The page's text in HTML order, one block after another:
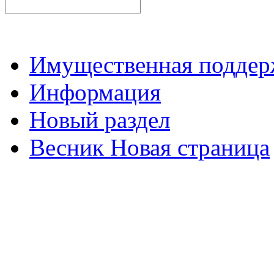
Имущественная
Информация
Новый раздел
Весник Новая страница